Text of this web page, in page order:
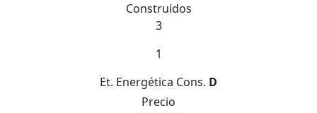
Construidos
3
1
Et. Energética Cons. D
Precio